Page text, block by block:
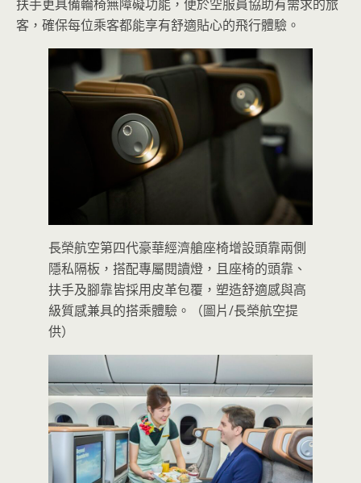
扶手更具備輪椅無障礙功能，便於空服員協助有需求的旅
客，確保每位乘客都能享有舒適貼心的飛行體驗。
長榮航空第四代豪華經濟艙座椅增設頭靠兩側
隱私隔板，搭配專屬閱讀燈，且座椅的頭靠、
扶手及腳靠皆採用皮革包覆，塑造舒適感與高
級質感兼具的搭乘體驗。（圖片/長榮航空提
供）